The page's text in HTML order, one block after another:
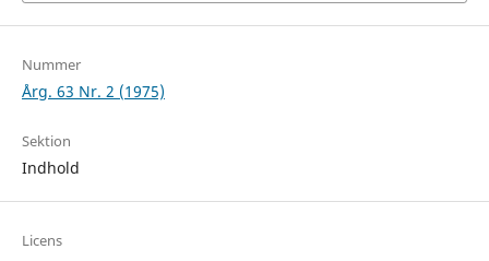
Nummer
Årg. 63 Nr. 2 (1975)
Sektion
Indhold
Licens